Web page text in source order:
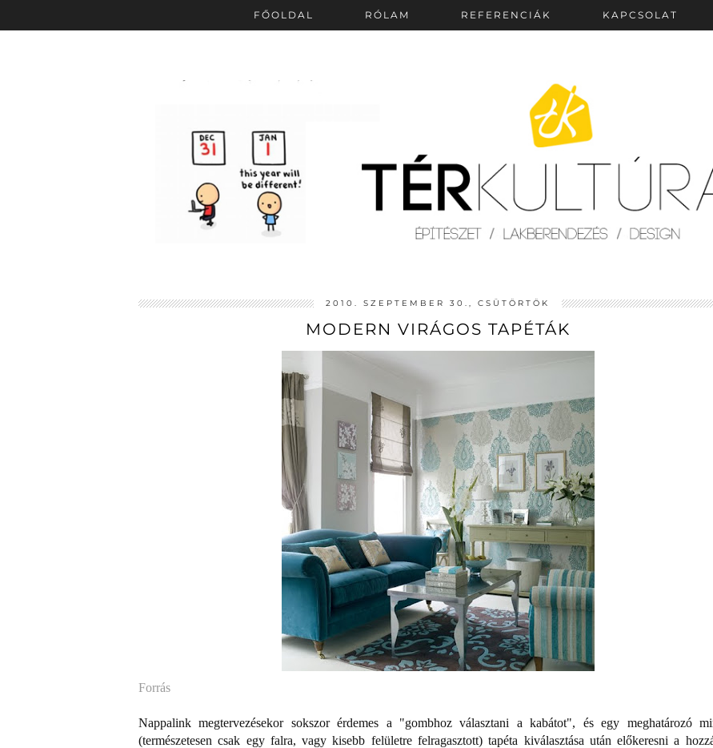
FŐOLDAL RÓLAM REFERENCIÁK KAPCSOLAT
2010. SZEPTEMBER 30., CSÜTÖRTÖK
MODERN VIRÁGOS TAPÉTÁK
Forrás
Nappalink megtervezésekor sokszor érdemes a "gombhoz választani a kabátot", és egy meghatározó
(természetesen csak egy falra, vagy kisebb felületre felragasztott) tapéta kiválasztása után előkeresni a